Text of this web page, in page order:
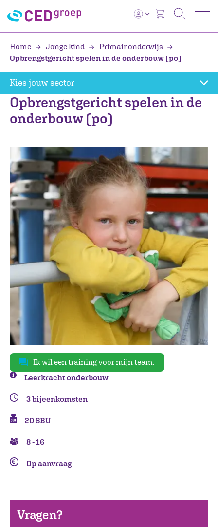
Home Jonge kind
Primair onderwijs
Opbrengstgericht spelen in de onderbouw (po)
Kies jouw sector
Opbrengstgericht spelen in de
onderbouw (po)
Ik wil een training voor mijn team.
Leerkracht onderbouw
3 bijeenkomsten
20 SBU
8 - 16
Op aanvraag
Vragen?